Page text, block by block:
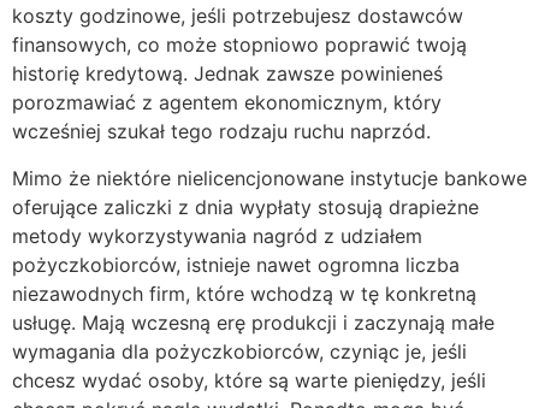
koszty godzinowe, jeśli potrzebujesz dostawców
finansowych, co może stopniowo poprawić twoją
historię kredytową. Jednak zawsze powinieneś
porozmawiać z agentem ekonomicznym, który
wcześniej szukał tego rodzaju ruchu naprzód.
Mimo że niektóre nielicencjonowane instytucje bankowe
oferujące zaliczki z dnia wypłaty stosują drapieżne
metody wykorzystywania nagród z udziałem
pożyczkobiorców, istnieje nawet ogromna liczba
niezawodnych firm, które wchodzą w tę konkretną
usługę. Mają wczesną erę produkcji i zaczynają małe
wymagania dla pożyczkobiorców, czyniąc je, jeśli
chcesz wydać osoby, które są warte pieniędzy, jeśli